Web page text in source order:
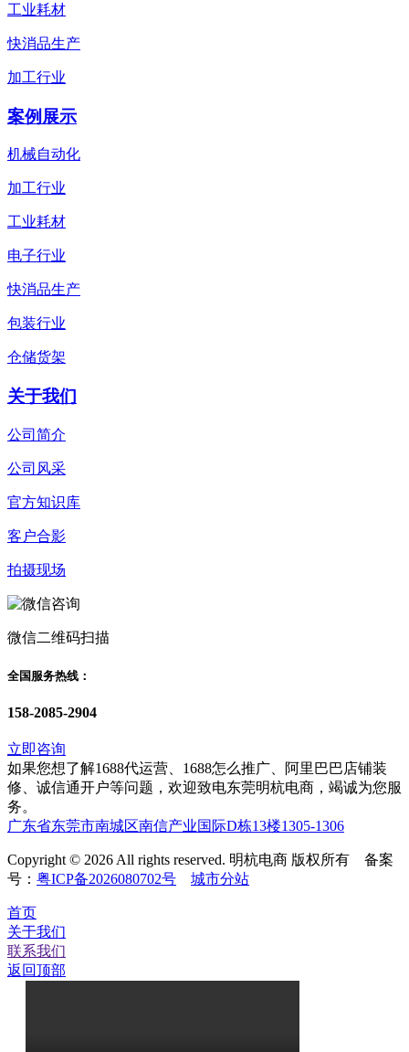
工业耗材
快消品生产
加工行业
案例展示
机械自动化
加工行业
工业耗材
电子行业
快消品生产
包装行业
仓储货架
关于我们
公司简介
公司风采
官方知识库
客户合影
拍摄现场
微信二维码扫描
全国服务热线：
158-2085-2904
立即咨询
如果您想了解1688代运营、1688怎么推广、阿里巴巴店铺装
修、诚信通开户等问题，欢迎致电东莞明杭电商，竭诚为您服
务。
广东省东莞市南城区南信产业国际D栋13楼1305-1306
Copyright © 2026 All rights reserved. 明杭电商 版权所有 备案
号： 粤ICP备2026080702号 城市分站
首页
关于我们
联系我们
返回顶部